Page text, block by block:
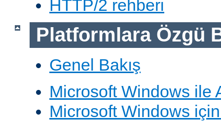
HTTP/2 rehberi
Platformlara Özgü
Genel Bakış
Microsoft Windows ile
Microsoft Windows